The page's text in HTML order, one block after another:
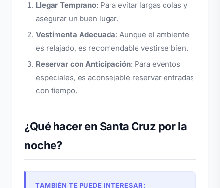
Llegar Temprano: Para evitar largas colas y
asegurar un buen lugar.
Vestimenta Adecuada: Aunque el ambiente
es relajado, es recomendable vestirse bien.
Reservar con Anticipación: Para eventos
especiales, es aconsejable reservar entradas
con tiempo.
¿Qué hacer en Santa Cruz por la
noche?
TAMBIÉN TE PUEDE INTERESAR: